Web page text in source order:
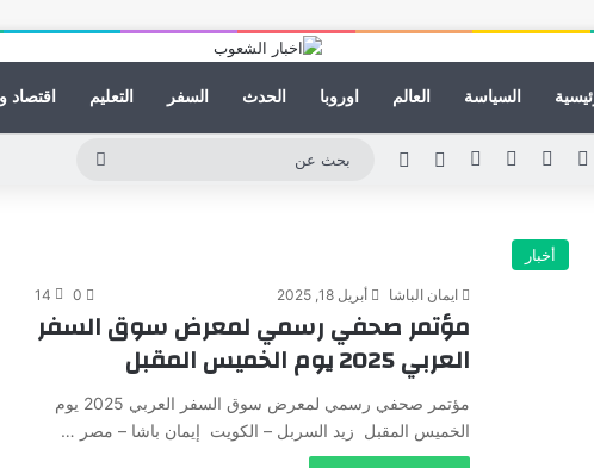
السياسة العالم اوروبا الحدث السفر التعليم اقتصاد
لينكدإنيوتيوب انستقراممقال عشوائي
الوضع المظلم
أخبار
ايمان الباشا أبريل 18, 2025 0
14
مؤتمر صحفي رسمي لمعرض سوق السفر
العربي 2025 يوم الخميس المقبل ‬
مؤتمر صحفي رسمي لمعرض سوق السفر العربي 2025 يوم
الخميس المقبل ‬ زيد السربل – الكويت إيمان باشا – مصر …